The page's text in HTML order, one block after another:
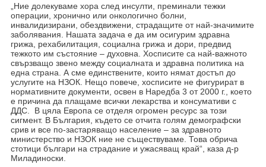
„Ние долекуваме хора след инсулти, преминали тежки
операции, хронично или онкологично болни,
инвалидизирани, обездвижени, страдащите от най-значимите
заболявания. Нашата задача е да им осигурим здравна
грижа, рехабилитация, социална грижа и дори, предвид
тежкото им състояние – духовна. Хосписите са най-важното
свързващо звено между социалната и здравна политика на
една страна. А сме единствените, които нямат достъп до
услугите на НЗОК. Нещо повече, хосписите не фигурират в
нормативните документи, освен в Наредба 3 от 2000 г., което
е причина да плащаме всички лекарства и консумативи с
ДДС. В цяла Европа се отделя огромен ресурс за този
сигмент. В България, където се отчита голям демографски
срив и все по-застаряващо население – за здравното
министерство и НЗОК ние не съществуваме. Това обрича
стотици българи на страдание и ужасяващ край“, каза д-р
Миладиноски.